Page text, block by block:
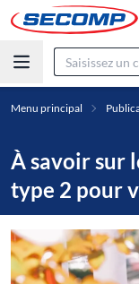
Menu principal
À savoir sur
type 2 pour